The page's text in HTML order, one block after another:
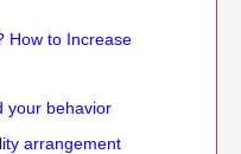
? How to Increase
your behavior
arrangement